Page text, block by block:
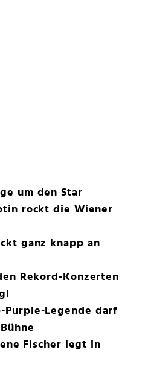
um den Star
rockt die Wiener
ganz knapp an
Rekord-Konzerten
Purple-Legende darf
Fischer legt in